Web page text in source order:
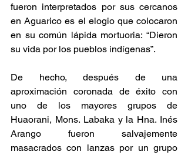
fueron interpretados por sus cercanos
en Aguarico es el elogio que colocaron
en su común lápida mortuoria: “Dieron
su vida por los pueblos indígenas”.
De hecho, después de una
aproximación coronada de éxito con
uno de los mayores grupos de
Huaorani, Mons. Labaka y la Hna. Inés
Arango fueron salvajemente
masacrados con lanzas por un grupo